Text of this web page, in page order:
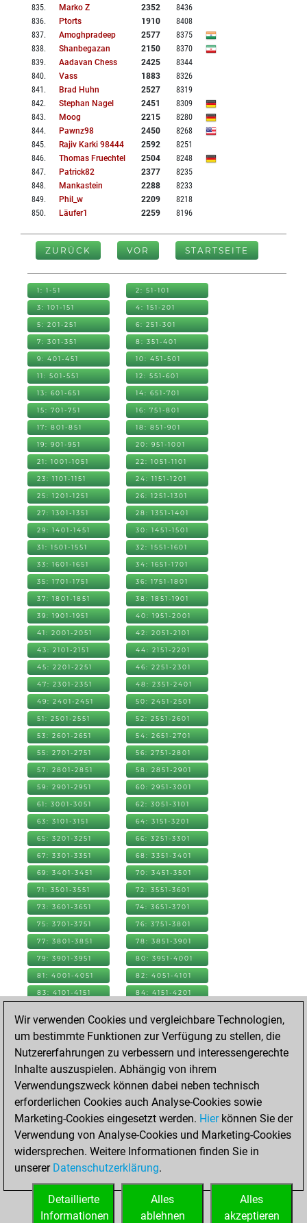
835. Marko Z 2352
8436
836. Ptorts 1910
8408
837. Amoghpradeep 2577
8375
838. Shanbegazan 2150
8370
839. Aadavan Chess 2425
8344
840. Vass 1883
8326
841 . Brad Huhn 2527
8319
842. Stephan Nagel 2451
8309
843. Moog 2215
8280
844. Pawnz98 2450
8268
845. Rajiv Karki 98444 2592
8251
846. Thomas Fruechtel 2504
8248
847. Patrick82 2377
8235
848. Mankastein 2288
8233
849. Phil_w 2209
8218
850. Läufer1 2259 8196
ZURÜCK VOR STARTSEITE
1: 1-51 2: 51-101
3: 101-151 4: 151-201
5: 201-251 6: 251-301
7: 301-351 8: 351-401
9: 401-451 10: 451-501
11: 501-551 12: 551-601
13: 601-651 14: 651-701
15: 701-751 16: 751-801
17: 801-851 18: 851-901
19: 901-951 20: 951-1001
21: 1001-1051 22: 1051-1101
23: 1101-1151 24: 1151-1201
25: 1201-1251 26: 1251-1301
27: 1301-1351 28: 1351-1401
29: 1401-1451 30: 1451-1501
31: 1501-1551 32: 1551-1601
33: 1601-1651 34: 1651-1701
35: 1701-1751 36: 1751-1801
37: 1801-1851 38: 1851-1901
39: 1901-1951 40: 1951-2001
41: 2001-2051 42: 2051-2101
43: 2101-2151 44: 2151-2201
45: 2201-2251 46: 2251-2301
47: 2301-2351 48: 2351-2401
49: 2401-2451 50: 2451-2501
51: 2501-2551 52: 2551-2601
53: 2601-2651 54: 2651-2701
55: 2701-2751 56: 2751-2801
57: 2801-2851 58: 2851-2901
59: 2901-2951 60: 2951-3001
61: 3001-3051 62: 3051-3101
63: 3101-3151 64: 3151-3201
65: 3201-3251 66: 3251-3301
67: 3301-3351 68: 3351-3401
69: 3401-3451 70: 3451-3501
71: 3501-3551 72: 3551-3601
73: 3601-3651 74: 3651-3701
75: 3701-3751 76: 3751-3801
77: 3801-3851 78: 3851-3901
79: 3901-3951 80: 3951-4001
81: 4001-4051 82: 4051-4101
83: 4101-4151 84: 4151-4201
88: 4351-4401
90: 4451-4501
91: 4501-4551
97: 4801-4851 98: 4851-4901
99: 4901-4951 100: 4951-5001
101: 5001-5051 102: 5051-5101
103: 5101-5151 104: 5151-5201
107: 5301-5301
Wir verwenden Cookies und vergleichbare Technologien,
um bestimmte Funktionen zur Verfügung zu stellen, die
Nutzererfahrungen zu verbessern und interessengerechte
Inhalte auszuspielen. Abhängig von ihrem
Verwendungszweck können dabei neben technisch
erforderlichen Cookies auch Analyse-Cookies sowie
Marketing-Cookies eingesetzt werden. Hierkönnen Sie der
Verwendung von Analyse-Cookies und Marketing-Cookies
widersprechen. Weitere Informationen finden Sie in
unserer Datenschutzerklärung.
Alles
akzeptieren
Alles
ablehnen
Detaillierte
Informationen